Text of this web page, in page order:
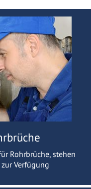
Rohrbrüche, stehen
Verfügung